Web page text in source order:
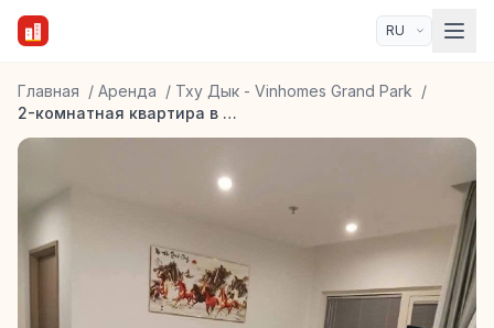
Главная / Аренда / Тху Дык - Vinhomes Grand Park /
2-комнатная квартира в Vinhomes Grand Park Beverly Solari